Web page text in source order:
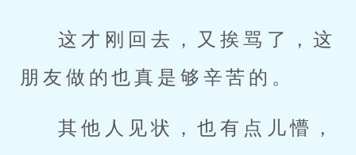
这才刚回去，又挨骂了，这
朋友做的也真是够辛苦的。
其他人见状，也有点儿懵，